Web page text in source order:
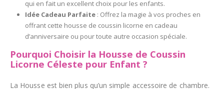
qui en fait un excellent choix pour les enfants.
Idée Cadeau Parfaite: Offrez la magie à vos proches en
offrant cette housse de coussin licorne en cadeau
d’anniversaire ou pour toute autre occasion spéciale.
Pourquoi Choisir la Housse de Coussin
Licorne Céleste pour Enfant ?
La Housse est bien plus qu’un simple accessoire de chambre.